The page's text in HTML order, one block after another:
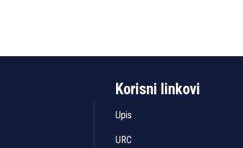
Korisni linkovi
Upis
URC